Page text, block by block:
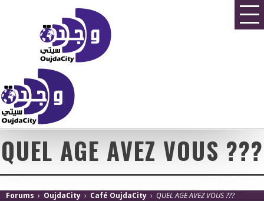
QUEL AGE AVEZ VOUS ???
Forums › OujdaCity › Café OujdaCity › QUEL AGE AVEZ VOUS ???